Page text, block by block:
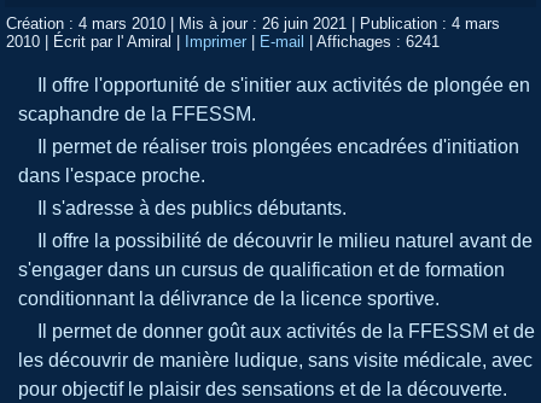
Création : 4 mars 2010 | Mis à jour : 26 juin 2021 | Publication : 4 mars
2010 | Écrit par l' Amiral | Imprimer | E-mail |Affichages : 6241
Il offre l'opportunité de s'initier aux activités de plongée en
scaphandre de la FFESSM.
Il permet de réaliser trois plongées encadrées d'initiation
dans l'espace proche.
Il s'adresse à des publics débutants.
Il offre la possibilité de découvrir le milieu naturel avant de
s'engager dans un cursus de qualification et de formation
conditionnant la délivrance de la licence sportive.
Il permet de donner goût aux activités de la FFESSM et de
les découvrir de manière ludique, sans visite médicale, avec
pour objectif le plaisir des sensations et de la découverte.